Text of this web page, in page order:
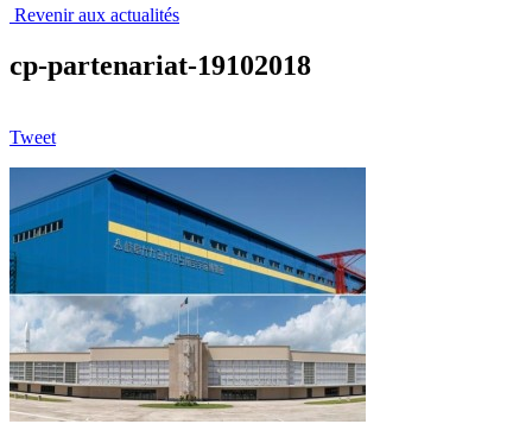
Revenir aux actualités
cp-partenariat-19102018
Tweet